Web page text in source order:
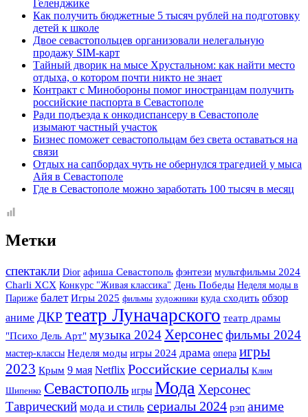
Геленджике
Как получить бюджетные 5 тысяч рублей на подготовку
детей к школе
Двое севастопольцев организовали нелегальную
продажу SIM-карт
Тайный дворик на мысе Хрустальном: как найти место
отдыха, о котором почти никто не знает
Контракт с Минобороны помог иностранцам получить
российские паспорта в Севастополе
Ради подъезда к онкодиспансеру в Севастополе
изымают частный участок
Бизнес поможет севастопольцам без света оставаться на
связи
Отдых на сапбордах чуть не обернулся трагедией у мыса
Айя в Севастополе
Где в Севастополе можно заработать 100 тысяч в месяц
Метки
спектакли Dior афиша Севастополь фэнтези мультфильмы 2024
Charli XCX Конкурс "Живая классика" День Победы Неделя моды в
Париже балет Игры 2025 фильмы художники куда сходить обзор
аниме ДКР театр Луначарского театр драмы
"Психо Дель Арт" музыка 2024Херсонесфильмы 2024
мастер-классы Неделя моды игры 2024 драма опера игры
2023 Крым 9 мая Netflix Российские сериалы Клим
Шипенко Севастополь игры Мода Херсонес
Таврический мода и стиль сериалы 2024 рэп аниме